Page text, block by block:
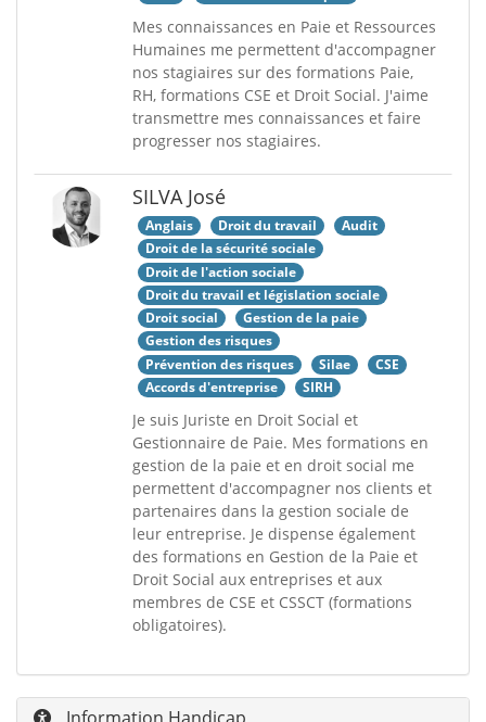
Mes connaissances en Paie et Ressources
Humaines me permettent d'accompagner
nos stagiaires sur des formations Paie,
RH, formations CSE et Droit Social. J'aime
transmettre mes connaissances et faire
progresser nos stagiaires.
SILVA José
Anglais Droit du travail
Audit
Droit de la sécurité sociale
Droit de l'action sociale
Droit du travail et législation sociale
Droit social
Gestion de la paie
Gestion des risques
Prévention des risques
Silae
CSE
Accords d'entreprise
SIRH
Je suis Juriste en Droit Social et
Gestionnaire de Paie. Mes formations en
gestion de la paie et en droit social me
permettent d'accompagner nos clients et
partenaires dans la gestion sociale de
leur entreprise. Je dispense également
des formations en Gestion de la Paie et
Droit Social aux entreprises et aux
membres de CSE et CSSCT (formations
obligatoires).